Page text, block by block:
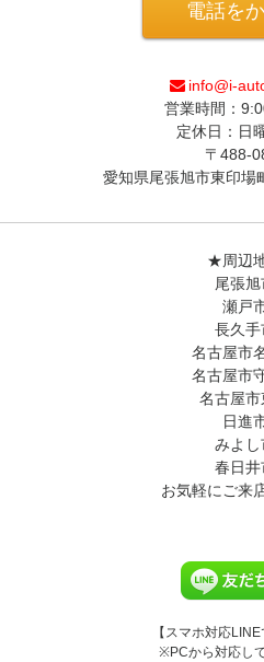
電話を
info@i-
営業時間：
定休日：日
〒488-
愛知県尾張旭市東印場
★周辺
尾張旭
瀬戸
長久手
名古屋市
名古屋市
名古屋市
日進
みよし
春日井
お気軽にご来
【スマホ対応LINE
※PCから対応し